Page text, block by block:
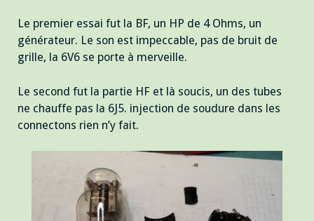
Le premier essai fut la BF, un HP de 4 Ohms, un
générateur. Le son est impeccable, pas de bruit de
grille, la 6V6 se porte à merveille.
Le second fut la partie HF et là soucis, un des tubes
ne chauffe pas la 6J5. injection de soudure dans les
connectons rien n’y fait.